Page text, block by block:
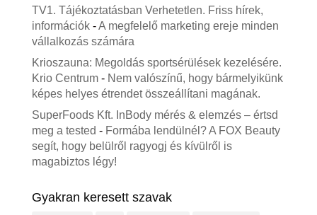
TV1. Tájékoztatásban Verhetetlen. Friss hírek,
információk-A megfelelő marketing ereje minden
vállalkozás számára
Krioszauna: Megoldás sportsérülések kezelésére.
Krio Centrum- Nem valószínű, hogy bármelyikünk
képes helyes étrendet összeállítani magának.
SuperFoods Kft. InBody mérés & elemzés – értsd
meg a tested - Formába lendülnél? A FOX Beauty
segít, hogy belülről ragyogj és kívülről is
magabiztos légy!
Gyakran keresett szavak